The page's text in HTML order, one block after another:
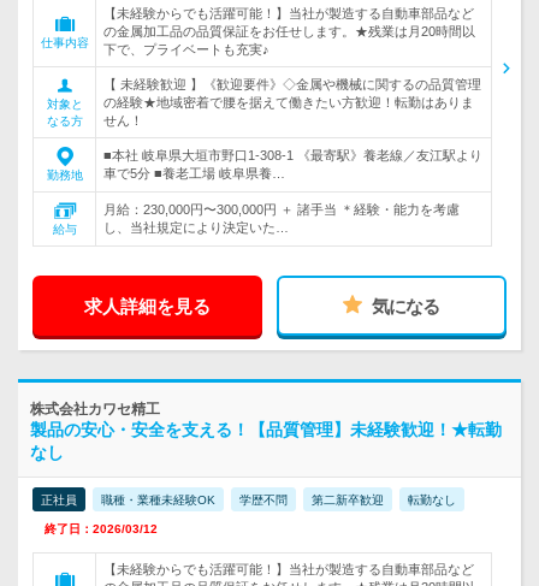
仕事内容
【未経験からでも活躍可能！】当社が製造する自動車部品など
の金属加工品の品質保証をお任せします。★残業は月20時間以
下で、プライベートも充実♪
対象と
なる方
【 未経験歓迎 】《歓迎要件》◇金属や機械に関するの品質管理
の経験★地域密着で腰を据えて働きたい方歓迎！転勤はありま
せん！
勤務地
■本社 岐阜県大垣市野口1-308-1 《最寄駅》養老線／友江駅より
車で5分 ■養老工場 岐阜県養…
給与
月給：230,000円〜300,000円 ＋ 諸手当 ＊経験・能力を考慮
し、当社規定により決定いた…
求人詳細を見る 気になる
株式会社カワセ精工
製品の安心・安全を支える！【品質管理】未経験歓迎！★転勤
なし
正社員 職種・業種未経験OK 学歴不問 第二新卒歓迎 転勤なし
終了日：2026/03/12
【未経験からでも活躍可能！】当社が製造する自動車部品など